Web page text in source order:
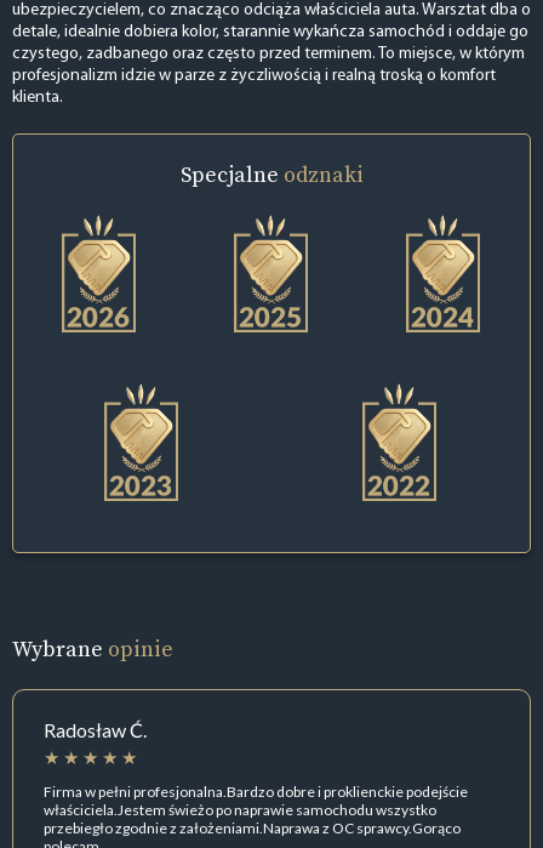
ubezpieczycielem, co znacząco odciąża właściciela auta. Warsztat dba o
detale, idealnie dobiera kolor, starannie wykańcza samochód i oddaje go
czystego, zadbanego oraz często przed terminem. To miejsce, w którym
profesjonalizm idzie w parze z życzliwością i realną troską o komfort
klienta.
Specjalne odznaki
Wybrane opinie
Radosław Ć.
Firma w pełni profesjonalna.Bardzo dobre i proklienckie podejście
właściciela.Jestem świeżo po naprawie samochodu wszystko
przebiegło zgodnie z założeniami.Naprawa z OC sprawcy.Gorąco